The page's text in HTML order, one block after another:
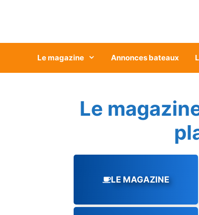
Le magazine Annonces bateaux
Le
LE MAGAZINE